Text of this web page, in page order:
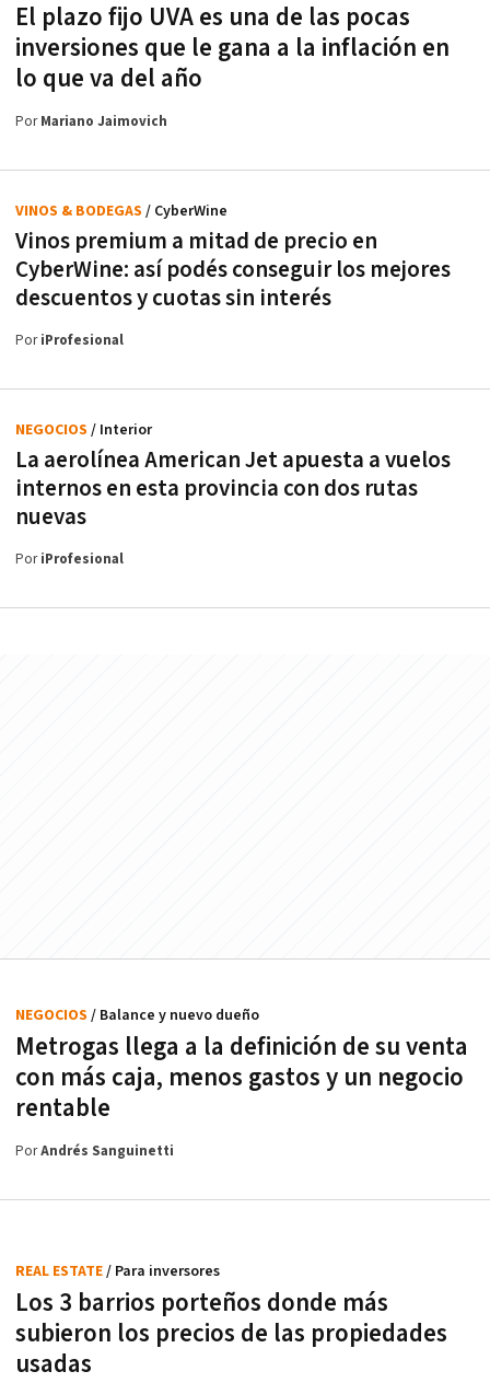
El plazo fijo UVA es una de las pocas
inversiones que le gana a la inflación en
lo que va del año
PorMariano Jaimovich
Vinos premium a mitad de precio en
CyberWine: así podés conseguir los mejores
descuentos y cuotas sin interés
VINOS & BODEGAS / CyberWine
PoriProfesional
La aerolínea American Jet apuesta a vuelos
internos en esta provincia con dos rutas
nuevas
NEGOCIOS / Interior
PoriProfesional
Metrogas llega a la definición de su venta
con más caja, menos gastos y un negocio
rentable
NEGOCIOS / Balance y nuevo dueño
PorAndrés Sanguinetti
Los 3 barrios porteños donde más
subieron los precios de las propiedades
usadas
REAL ESTATE/ Para inversores